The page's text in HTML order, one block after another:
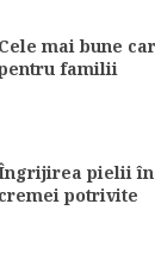
Cele mai bune
familii
pielii
cremei potrivite